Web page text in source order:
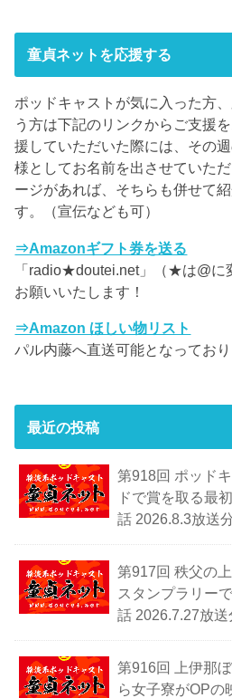
童貞ネットを応援する
ポッドキャストが気に入った方
う方は下記のリンクからご支援
援していただいた際には、その
様としてお名前を出させていた
ージがあれば、そちらも併せて
す。（宣伝なども可）
⇒Amazonギフト券を送る
「radio★doutei.net」（★は@に
お願いいたします！
⇒Amazon ほしい物リスト
パル内藤へ直送可能となっており
最近の投稿
第918回 ポッド
ドで賞を取る最
話 2026.8.3放送
第917回 秩父の
スタンプラリー
話 2026.7.27放送
第916回 上伊那
ら女子寮がOPの